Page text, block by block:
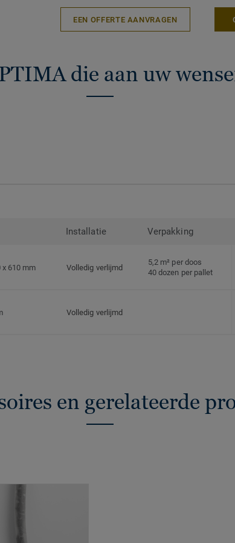
en recyclebaar (afval en na gebruik) met
programma.
EEN OFFERTE AANVRAGEN
die aan uw
Installatie Verpakking
x 610 mm Volledig verlijmd
5,2 m² per doos
40 dozen per pallet
Volledig verlijmd
en gerelateerde